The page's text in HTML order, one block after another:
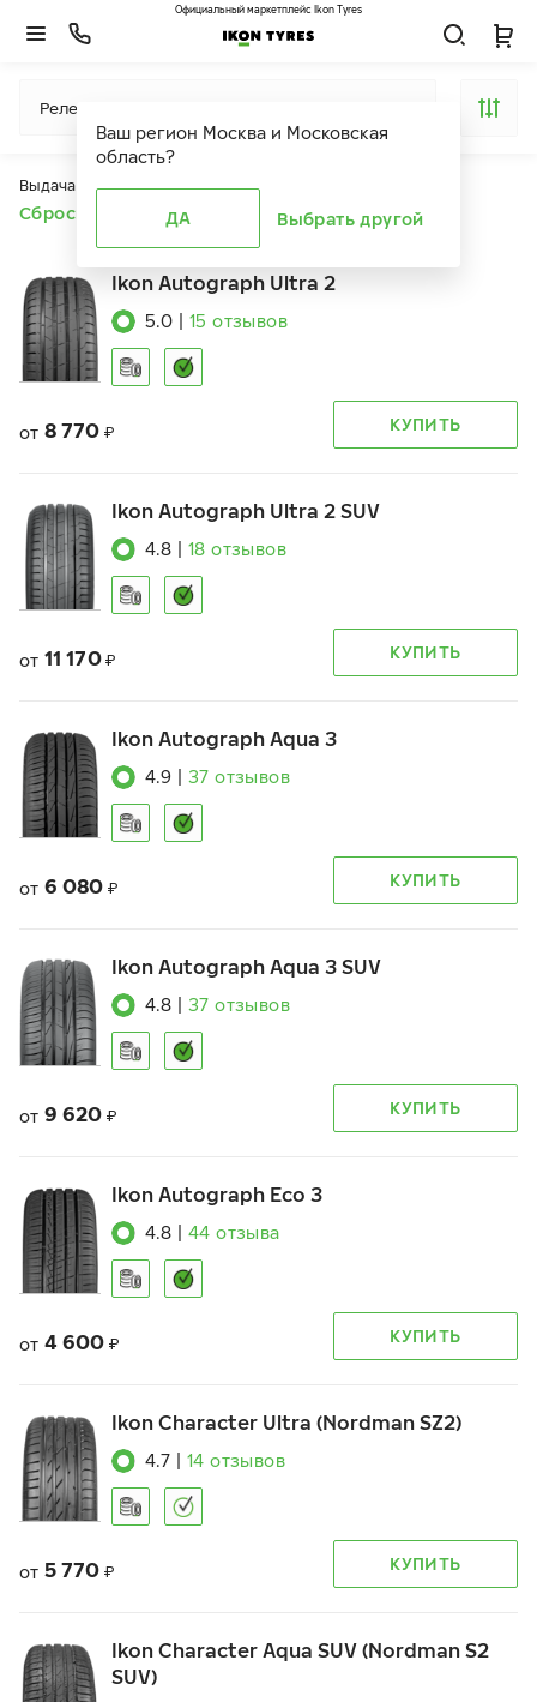
Ваш регион Москва и Московская
область?
ДА Выбрать другой
Официальный маркетплейс Ikon Tyres
Релевантность
Выдача продуктов ограничена действием фильтров
Сбросить все фильтры
Ikon Autograph Ultra 2
5.0 15 отзывов
от 8 770 ₽ КУПИТЬ
Ikon Autograph Ultra 2 SUV
4.8 18 отзывов
от 11 170 ₽ КУПИТЬ
Ikon Autograph Aqua 3
4.9 37 отзывов
от 6 080 ₽ КУПИТЬ
Ikon Autograph Aqua 3 SUV
4.8 37 отзывов
от 9 620 ₽ КУПИТЬ
Ikon Autograph Eco 3
4.8 44 отзыва
от 4 600 ₽ КУПИТЬ
Ikon Character Ultra (Nordman SZ2)
4.7 14 отзывов
от 5 770 ₽ КУПИТЬ
Ikon Character Aqua SUV (Nordman S2
SUV)